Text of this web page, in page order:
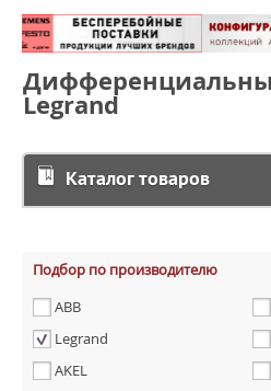
Legrand
Каталог товаров
Подбор по производителю
ABB
Legrand
AKEL